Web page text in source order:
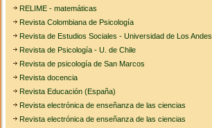
RELIME - matemáticas
Revista Colombiana de Psicología
Revista de Estudios Sociales - Universidad de Los Andes
Revista de Psicología - U. de Chile
Revista de psicología de San Marcos
Revista docencia
Revista Educación (España)
Revista electrónica de enseñanza de las ciencias
Revista electrónica de enseñanza de las ciencias